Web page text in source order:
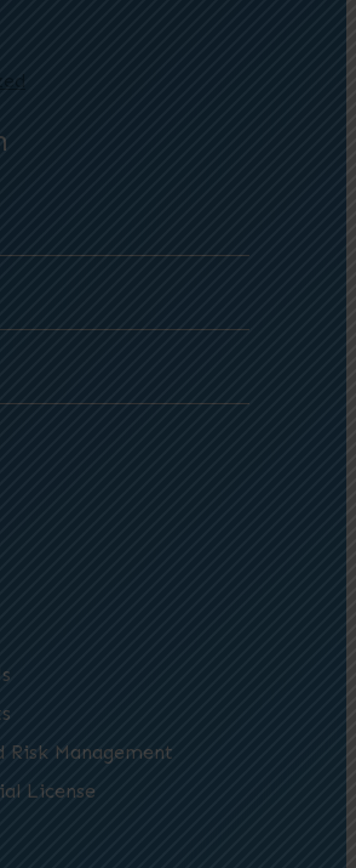
Risk Management
License